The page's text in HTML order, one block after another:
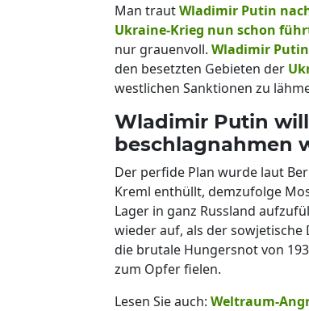
Man trautWladimir Putin
Ukraine-Krieg nun schon
nur grauenvoll. Wladimir Putin
den besetzten Gebieten der
westlichen Sanktionen zu
Wladimir Putin
beschlagnahmen
Der perfide Plan wurde laut
Kreml enthüllt, demzufolge
Lager in ganz Russland
wieder auf, als der
die brutale Hungersnot von
zum Opfer fielen.
Lesen Sie auch: Weltraum-